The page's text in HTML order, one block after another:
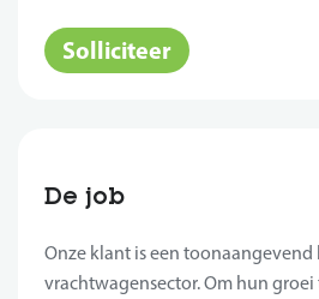
Solliciteer
De job
Onze klant is een
vrachtwagensector. Om hun